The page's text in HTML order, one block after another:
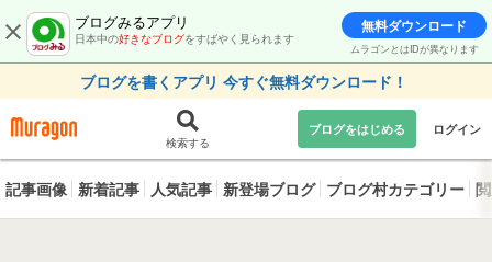
ブログみるアプリ
日本中の好きなブログをすばやく見られます
無料ダウンロード
ムラゴンとはIDが異なります
ブログを書くアプリ 今すぐ無料ダウンロード！
検索する
ブログをはじめる ログイン
記事画像 新着記事 人気記事 新登場ブログ ブログ村カテゴリー